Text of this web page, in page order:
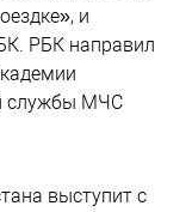
и
РБК направил
службы МЧС
выступит с